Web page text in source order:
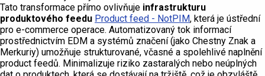
Tato transformace přímo ovlivňuje infrastrukturu
produktového feedu Product feed - NotPIM, která je ústřední
pro e-commerce operace. Automatizovaný tok informací
prostřednictvím EDM a systémů značení (jako Chestny Znak a
Merkuriy) umožňuje strukturované, včasné a spolehlivé naplnění
product feedů. Minimalizuje riziko zastaralých nebo neúplných